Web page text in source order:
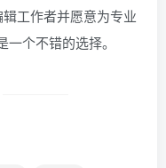
工作者并愿意为专业
个不错的选择。